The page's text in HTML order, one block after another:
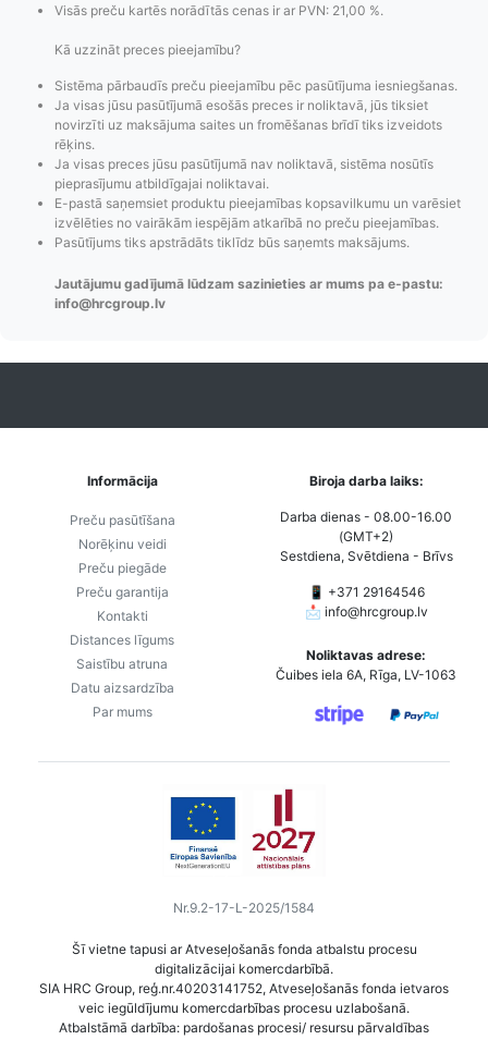
Pasūtījumu statusa
maiņas
Izsekošana,
Pasūtījumu re-
Visi pieejamie
piegādes veidi un
lietotāja konta
PayPal
Visās preču kartēs norādītās cenas ir ar PVN: 21,00 %.
Kā uzzināt preces pieejamību?
Sistēma pārbaudīs preču pieejamību pēc pasūtījuma iesniegšanas.
Ja visas jūsu pasūtījumā esošās preces ir noliktavā, jūs tiksiet
novirzīti uz maksājuma saites un fromēšanas brīdī tiks izveidots
rēķins.
Ja visas preces jūsu pasūtījumā nav noliktavā, sistēma nosūtīs
pieprasījumu atbildīgajai noliktavai.
E-pastā saņemsiet produktu pieejamības kopsavilkumu un varēsiet
izvēlēties no vairākām iespējām atkarībā no preču pieejamības.
Pasūtījums tiks apstrādāts tiklīdz būs saņemts maksājums.
Jautājumu gadījumā lūdzam sazinieties ar mums pa e-pastu:
info@hrcgroup.lv
Informācija
Preču pasūtīšana
Norēķinu veidi
Preču piegāde
Preču garantija
Kontakti
Distances līgums
Saistību atruna
Datu aizsardzība
Par mums
Biroja darba laiks:
Darba dienas - 08.00-16.00
(GMT+2)
Sestdiena, Svētdiena - Brīvs
📱 +371 29164546
📩 info@hrcgroup.lv
Noliktavas adrese:
Čuibes iela 6A, Rīga, LV-1063
Nr.9.2-17-L-2025/1584
Šī vietne tapusi ar Atveseļošanās fonda atbalstu procesu
digitalizācijai komercdarbībā.
SIA HRC Group, reģ.nr.40203141752, Atveseļošanās fonda ietvaros
veic iegūldījumu komercdarbības procesu uzlabošanā.
Atbalstāmā darbība: pardošanas procesi/ resursu pārvaldības